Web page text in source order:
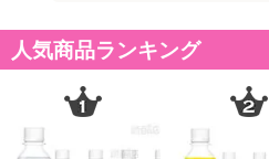
金はいたしかねます。
また、お届け日時のご指定は、お受
不在票にてご対応ください。
※発送予定日は前後する場合がござ
日が異なります。
人気商品ランキング